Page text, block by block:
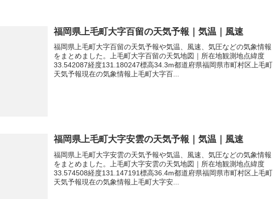
福岡県上毛町大字百留の天気予報｜気温｜風速
福岡県上毛町大字百留の天気予報や気温、風速、気圧などの気象情報
をまとめました。上毛町大字百留の天気地図｜所在地観測地点緯度
33.542087経度131.180247標高34.3m都道府県福岡県市町村区上毛町
天気予報現在の気象情報上毛町大字百...
福岡県上毛町大字安雲の天気予報｜気温｜風速
福岡県上毛町大字安雲の天気予報や気温、風速、気圧などの気象情報
をまとめました。上毛町大字安雲の天気地図｜所在地観測地点緯度
33.574508経度131.147191標高36.4m都道府県福岡県市町村区上毛町
天気予報現在の気象情報上毛町大字安...